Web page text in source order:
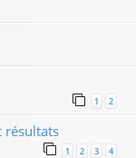
1 2
résultats
1 2 3 4